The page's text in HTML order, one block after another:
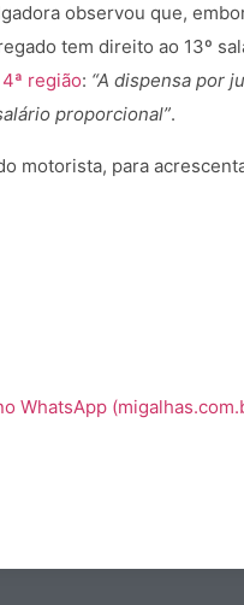
observou que,
tem direito ao 13º
região: “A dispensa por
proporcional”.
motorista, para
WhatsApp